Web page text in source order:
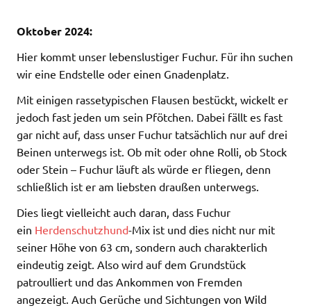
Oktober 2024:
Hier kommt unser lebenslustiger Fuchur. Für ihn suchen
wir eine Endstelle oder einen Gnadenplatz.
Mit einigen rassetypischen Flausen bestückt, wickelt er
jedoch fast jeden um sein Pfötchen. Dabei fällt es fast
gar nicht auf, dass unser Fuchur tatsächlich nur auf drei
Beinen unterwegs ist. Ob mit oder ohne Rolli, ob Stock
oder Stein – Fuchur läuft als würde er fliegen, denn
schließlich ist er am liebsten draußen unterwegs.
Dies liegt vielleicht auch daran, dass Fuchur
ein Herdenschutzhund-Mix ist und dies nicht nur mit
seiner Höhe von 63 cm, sondern auch charakterlich
eindeutig zeigt. Also wird auf dem Grundstück
patroulliert und das Ankommen von Fremden
angezeigt. Auch Gerüche und Sichtungen von Wild